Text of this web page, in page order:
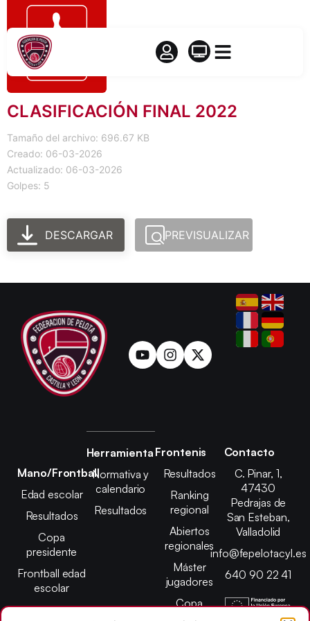
CLASIFICACIÓN FINAL 2022
Tamaño del archivo: 696.67 KB
Creado: 06-03-2026
Actualizado: 06-03-2026
Golpes: 5
DESCARGAR PREVISUALIZAR
Mano/Frontball
Edad escolar
Resultados
Copa
presidente
Frontball edad
escolar
Herramienta
Normativa y
calendario
Resultados
Frontenis
Resultados
Ranking
regional
Abiertos
regionales
Máster
jugadores
Copa
presidente
Contacto
C. Pinar, 1,
47430
Pedrajas de
San Esteban,
Valladolid
info@fepelotacyl.es
640 90 22 41